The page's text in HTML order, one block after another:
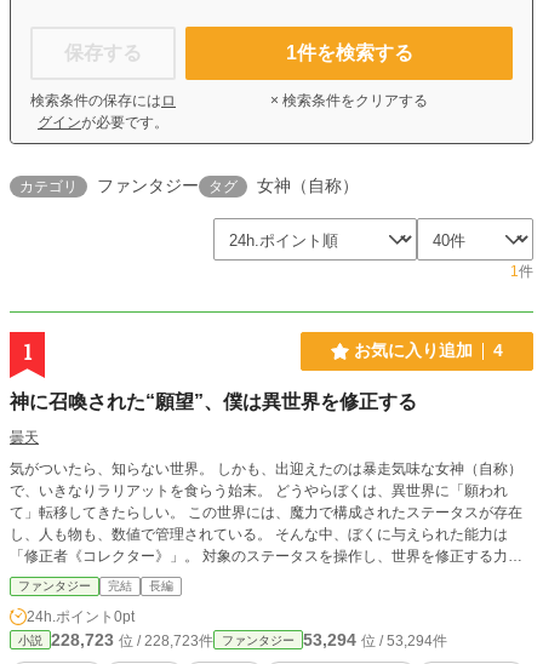
保存する
検索条件の保存には ロ
グインが必要です。
1件を検索する
× 検索条件をクリアする
カテゴリ ファンタジー タグ 女神（自称）
1件
1 お気に入り追加 4
神に召喚された“願望”、僕は異世界を修正する
曇天
気がついたら、知らない世界。 しかも、出迎えたのは暴走気味な女神（自称）
で、いきなりラリアットを食らう始末。 どうやらぼくは、異世界に「願われ
て」転移してきたらしい。 この世界には、魔力で構成されたステータスが存在
し、人も物も、数値で管理されている。 そんな中、ぼくに与えられた能力は
「修正者《コレクター》」。 対象のステータスを操作し、世界を修正する力だ
った。 世界に現れ始めた「アンノーン」と呼ばれる異形の存在に立ち向かう。
それは、願いの力が暴走した“誰かの心”の成れの果てだった。 ぼくは誰でもな
い。 でも、誰かがぼくを望んだなら――この世界で、ぼくの居場所を見つけて
みたい。 笑って、泣いて、戦って。 これは、存在の意味を探す異世界ファンタ
ファンタジー 完結 長編
24h.ポイント 0pt
小説 228,723 位 / 228,723件 ファンタジー 53,294 位 / 53,294件